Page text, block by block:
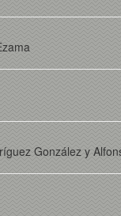
González y